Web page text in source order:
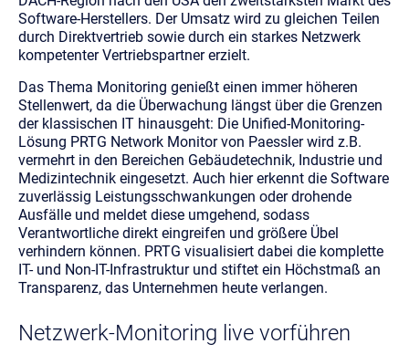
Software-Herstellers. Der Umsatz wird zu gleichen Teilen
durch Direktvertrieb sowie durch ein starkes Netzwerk
kompetenter Vertriebspartner erzielt.
Das Thema Monitoring genießt einen immer höheren
Stellenwert, da die Überwachung längst über die Grenzen
der klassischen IT hinausgeht: Die Unified-Monitoring-
Lösung PRTG Network Monitor von Paessler wird z.B.
vermehrt in den Bereichen Gebäudetechnik, Industrie und
Medizintechnik eingesetzt. Auch hier erkennt die Software
zuverlässig Leistungsschwankungen oder drohende
Ausfälle und meldet diese umgehend, sodass
Verantwortliche direkt eingreifen und größere Übel
verhindern können. PRTG visualisiert dabei die komplette
IT- und Non-IT-Infrastruktur und stiftet ein Höchstmaß an
Transparenz, das Unternehmen heute verlangen.
Netzwerk-Monitoring live vorführen